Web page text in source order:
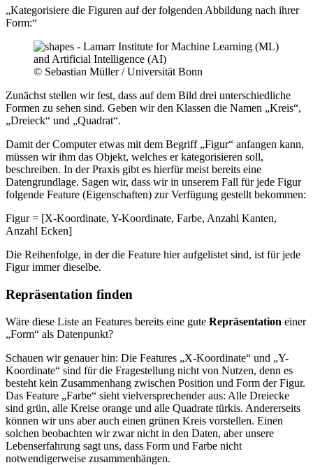
„Kategorisiere die Figuren auf der folgenden Abbildung nach ihrer
Form:“
© Sebastian Müller / Universität Bonn
Zunächst stellen wir fest, dass auf dem Bild drei unterschiedliche
Formen zu sehen sind. Geben wir den Klassen die Namen „Kreis“,
„Dreieck“ und „Quadrat“.
Damit der Computer etwas mit dem Begriff „Figur“ anfangen kann,
müssen wir ihm das Objekt, welches er kategorisieren soll,
beschreiben. In der Praxis gibt es hierfür meist bereits eine
Datengrundlage. Sagen wir, dass wir in unserem Fall für jede Figur
folgende Feature (Eigenschaften) zur Verfügung gestellt bekommen:
Figur = [X-Koordinate, Y-Koordinate, Farbe, Anzahl Kanten,
Anzahl Ecken]
Die Reihenfolge, in der die Feature hier aufgelistet sind, ist für jede
Figur immer dieselbe.
Repräsentation finden
Wäre diese Liste an Features bereits eine gute Repräsentation einer
„Form“ als Datenpunkt?
Schauen wir genauer hin: Die Features „X-Koordinate“ und „Y-
Koordinate“ sind für die Fragestellung nicht von Nutzen, denn es
besteht kein Zusammenhang zwischen Position und Form der Figur.
Das Feature „Farbe“ sieht vielversprechender aus: Alle Dreiecke
sind grün, alle Kreise orange und alle Quadrate türkis. Andererseits
können wir uns aber auch einen grünen Kreis vorstellen. Einen
solchen beobachten wir zwar nicht in den Daten, aber unsere
Lebenserfahrung sagt uns, dass Form und Farbe nicht
notwendigerweise zusammenhängen.